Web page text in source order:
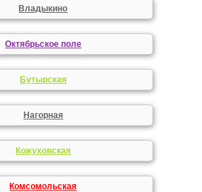
Владыкино
Октябрьское поле
Бутырская
Нагорная
Кожуховская
Комсомольская